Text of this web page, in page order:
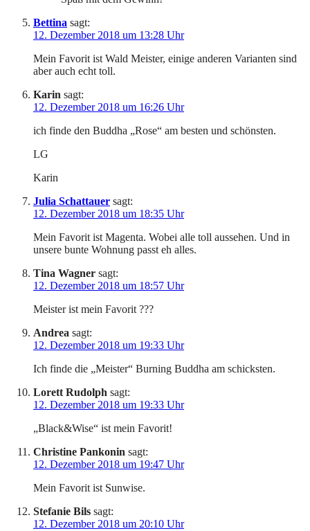
Bettina sagt:
12. Dezember 2018 um 13:28 Uhr
Mein Favorit ist Wald Meister, einige anderen Varianten sind
aber auch echt toll.
Karin sagt:
12. Dezember 2018 um 16:26 Uhr
ich finde den Buddha „Rose“ am besten und schönsten.
LG
Karin
Julia Schattauer sagt:
12. Dezember 2018 um 18:35 Uhr
Mein Favorit ist Magenta. Wobei alle toll aussehen. Und in
unsere bunte Wohnung passt eh alles.
Tina Wagner sagt:
12. Dezember 2018 um 18:57 Uhr
Meister ist mein Favorit ???
Andrea sagt:
12. Dezember 2018 um 19:33 Uhr
Ich finde die „Meister“ Burning Buddha am schicksten.
Lorett Rudolph sagt:
12. Dezember 2018 um 19:33 Uhr
„Black&Wise“ ist mein Favorit!
Christine Pankonin sagt:
12. Dezember 2018 um 19:47 Uhr
Mein Favorit ist Sunwise.
Stefanie Bils sagt:
12. Dezember 2018 um 20:10 Uhr